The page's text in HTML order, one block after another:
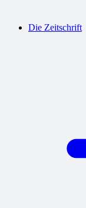
Die Zeitschrift